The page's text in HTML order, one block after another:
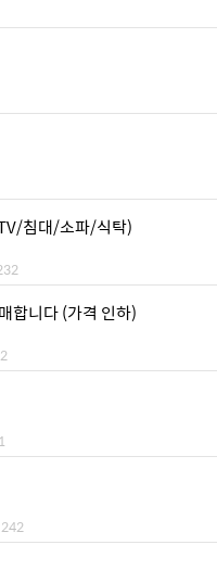
침대/소파/식탁)
합니다 (가격 인하)